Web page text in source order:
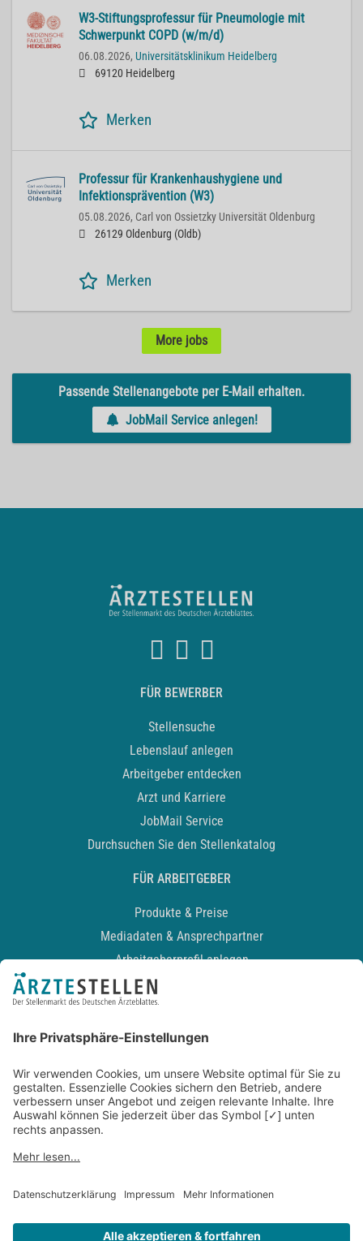
W3-Stiftungsprofessur für Pneumologie mit
Schwerpunkt COPD (w/m/d)
06.08.2026, Universitätsklinikum Heidelberg
69120 Heidelberg
Merken
Professur für Krankenhaushygiene und
Infektionsprävention (W3)
05.08.2026, Carl von Ossietzky Universität Oldenburg
26129 Oldenburg (Oldb)
Merken
More jobs
Passende Stellenangebote per E-Mail erhalten.
JobMail Service anlegen!
FÜR BEWERBER
Stellensuche
Lebenslauf anlegen
Arbeitgeber entdecken
Arzt und Karriere
JobMail Service
Durchsuchen Sie den Stellenkatalog
FÜR ARBEITGEBER
Produkte & Preise
Mediadaten & Ansprechpartner
Arbeitgeberprofil anlegen
Recruiting-Podcast
Kontakt
Datenschutz
Newsletter